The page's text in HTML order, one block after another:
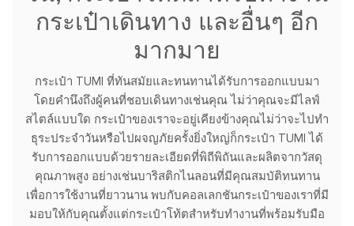
กระเป๋าเดินทาง และอื่นๆ อีก
มากมาย
กระเป๋า TUMI ที่ทันสมัยและทนทานได้รับการออกแบบมา
โดยคำนึงถึงผู้คนที่ชอบเดินทางเช่นคุณ ไม่ว่าคุณจะมีไลฟ์
สไตล์แบบใด กระเป๋าของเราจะอยู่เคียงข้างคุณไม่ว่าจะไปทำ
ธุระประจำวันหรือไปผจญภัยครั้งยิ่งใหญ่ก็กระเป๋า TUMI ได้
รับการออกแบบด้วยรายละเอียดที่พิถีพิถันและผลิตจากวัสดุ
คุณภาพสูง อย่างเช่นบาริสติกไนลอนที่มีคุณสมบัติทนทาน
เพื่อการใช้งานที่ยาวนาน พบกับคอลเลกชันกระเป๋าของเราที่มี
มอบให้กับคุณตั้งแต่กระเป๋าโท้ตสำหรับทำงานที่พร้อมรับมือ